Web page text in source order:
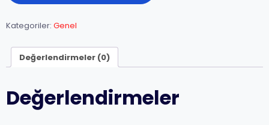
Kategoriler: Genel
Değerlendirmeler (0)
Değerlendirmeler